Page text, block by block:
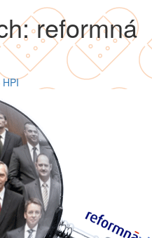
reformná
HPI